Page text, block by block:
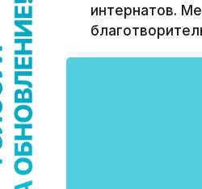
интернатов.